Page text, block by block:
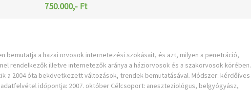
750.000,- Ft
bemutatja a hazai orvosok internetezési szokásait, és azt, milyen a penetráció,
rendelkezők illetve internetezők aránya a háziorvosok és a szakorvosok körében.
a 2004 óta bekövetkezett változások, trendek bemutatásával. Módszer: kérdőíves
adatfelvétel időpontja: 2007. október Célcsoport: aneszteziológus, belgyógyász,